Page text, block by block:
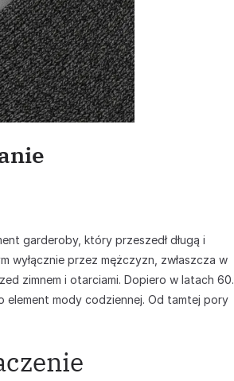
garderoby, który przeszedł długą i
wyłącznie przez mężczyzn, zwłaszcza w
zimnem i otarciami. Dopiero w latach 60.
element mody codziennej. Od tamtej pory